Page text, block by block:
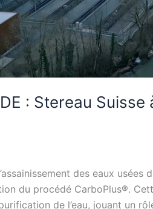
: Stereau
des eaux
du procédé CarboPlus®.
de l’eau, jouant un